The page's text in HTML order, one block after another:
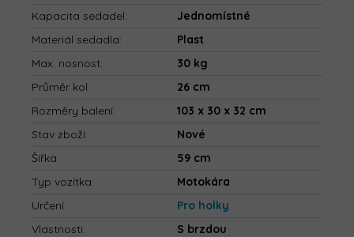
Kapacita sedadel:
Jednomístné
Materiál sedadla:
Plast
Max. nosnost:
30 kg
Průměr kol:
26 cm
Rozměry balení:
103 x 30 x 32 cm
Stav zboží:
Nové
Šířka:
59 cm
Typ vozítka:
Motokára
Určení:
Pro holky
Vlastnosti:
S brzdou